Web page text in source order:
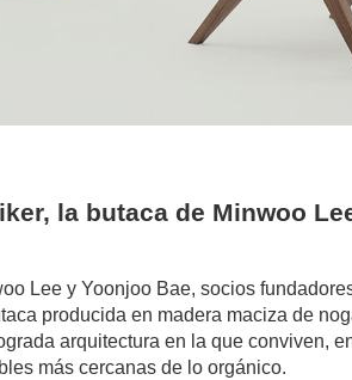
la butaca de Minwoo
Lee y Yoonjoo Bae, socios
producida en madera maciza de
arquitectura en la que conviven,
más cercanas de lo orgánico.